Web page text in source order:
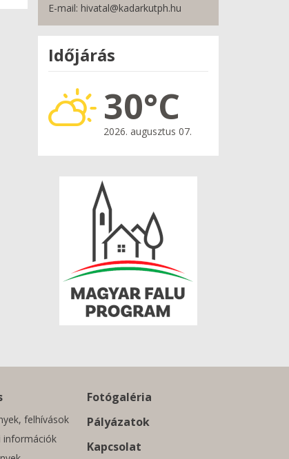
E-mail: hivatal@kadarkutph.hu
Időjárás
30°C
2026. augusztus 07.
felhívások
információk
Fotógaléria
Pályázatok
Kapcsolat